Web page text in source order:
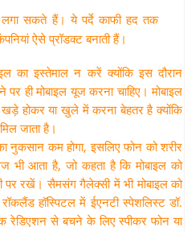
लगा सकते हैं। ये पर्दे काफी हद तक
ऐसे प्रॉडक्ट बनाती हैं।
का इस्तेमाल न करें क्योंकि इस दौरान
ही मोबाइल यूज करना चाहिए। मोबाइल
होकर या खुले में करना बेहतर है क्योंकि
जाता है।
नुकसान कम होगा, इसलिए फोन को शरीर
आता है, जो कहता है कि मोबाइल को
पर रखें। सैमसंग गैलेक्सी में भी मोबाइल को
हॉस्पिटल में ईएनटी स्पेशलिस्ट डॉ.
रेडिएशन से बचने के लिए स्पीकर फोन या